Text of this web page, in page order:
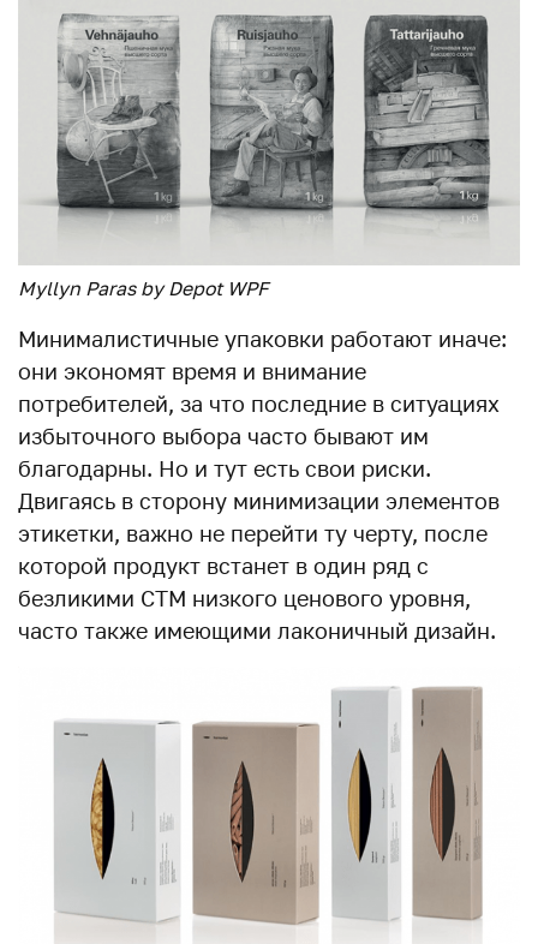
Myllyn Paras by Depot WPF
Минималистичные упаковки работают иначе:
они экономят время и внимание
потребителей, за что последние в ситуациях
избыточного выбора часто бывают им
благодарны. Но и тут есть свои риски.
Двигаясь в сторону минимизации элементов
этикетки, важно не перейти ту черту, после
которой продукт встанет в один ряд с
безликими СТМ низкого ценового уровня,
часто также имеющими лаконичный дизайн.